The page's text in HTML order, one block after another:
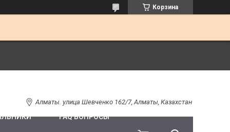
Корзина
Алматы. улица Шевченко 162/7, Алматы, Казахстан
FAQ ВОПРОСЫ